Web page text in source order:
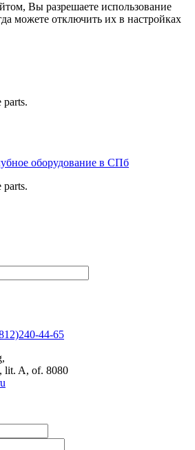
Вы разрешаете использование
можете отключить их в настройках
parts.
parts.
44-65
,
lit. A, of. 8080